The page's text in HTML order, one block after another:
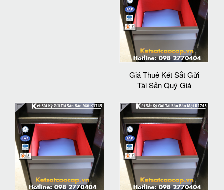
Giá Thuê Két Sắt Gửi
Tài Sản Quý Giá